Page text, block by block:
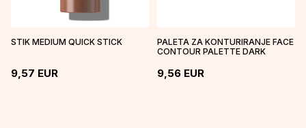
STIK MEDIUM QUICK STICK
9,57 EUR
PALETA ZA KONTURIRANJE FACE
CONTOUR PALETTE DARK
9,56 EUR